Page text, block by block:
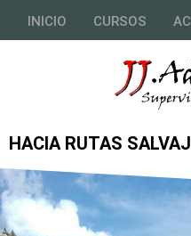
INICIO CURSOS
HACIA RUTAS